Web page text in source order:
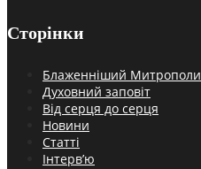
Сторінки
Блаженніший
Духовний заповіт
Від серця до серця
Новини
Статті
Інтерв’ю